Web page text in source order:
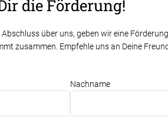
die Förderung!
über uns, geben wir eine
zusammen. Empfehle uns an Deine
Nachname